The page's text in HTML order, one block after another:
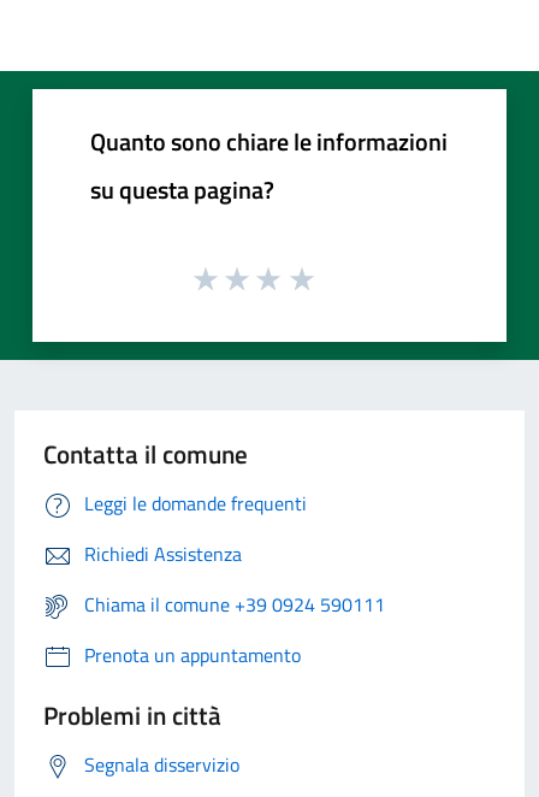
Quanto sono chiare le informazioni
su questa pagina?
Contatta il comune
Leggi le domande frequenti
Richiedi Assistenza
Chiama il comune +39 0924 590111
Prenota un appuntamento
Problemi in città
Segnala disservizio